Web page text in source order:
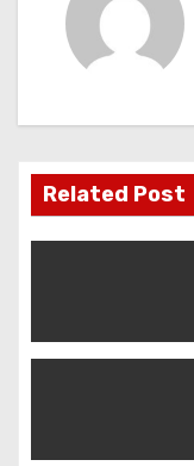
a
t
o
Related Post